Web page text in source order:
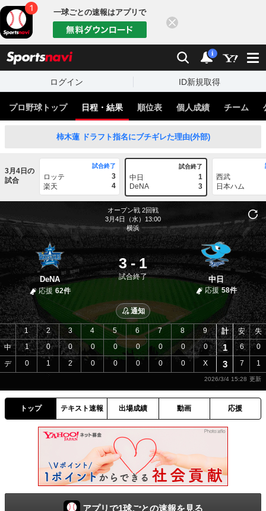
一球ごとの速報はアプリで
検索 通知
i
ログイン ID新規取得
プロ野球トップ 日程・結果 順位表 個人成績 チーム
柿木蓮 ドラフト指名にブチギレた理由(外部)
3月4日の
試合
試合終了
ロッテ
3
楽天
4
試合終了
中日
1
DeNA
3
西武
日本ハム
オープン戦 2回戦
3月4日（水）13:00
横浜
DeNA
応援 62件
3 - 1
試合終了 中日
応援 58件
通知
中
デ
1 2 3 4 5 6 7 8
9
1
0 0 0 0 0 0 0
0
0
1 2 0 0 0 0 0 X
計 安 失
1 6 0
3 7 1
2026/3/4 15:28
トップ テキスト速報 出場成績 動画 応援
アプリで1球ごとの速報を見る